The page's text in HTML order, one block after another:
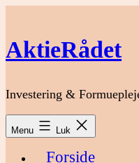
indhold
AktieRådet
Investering &
Menu Luk
Forside